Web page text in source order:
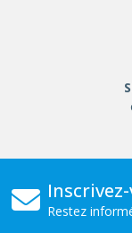
Restez